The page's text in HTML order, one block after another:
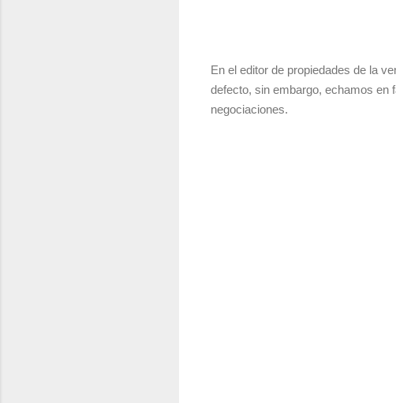
En el editor de propiedades de la
defecto, sin embargo, echamos en
negociaciones.